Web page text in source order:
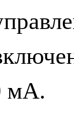
мА.